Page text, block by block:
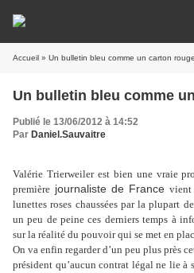
Accueil » Un bulletin bleu comme un carton rouge.
Un bulletin bleu comme
Publié le 13/06/2012 à 14:52
Par Daniel.Sauvaitre
Valérie Trierweiler est bien une vraie
première journaliste de France vient
lunettes roses chaussées par la plupart
un peu de peine ces derniers temps à
sur la réalité du pouvoir qui se met en
On va enfin regarder d’un peu plus près
président qu’aucun contrat légal ne lie à